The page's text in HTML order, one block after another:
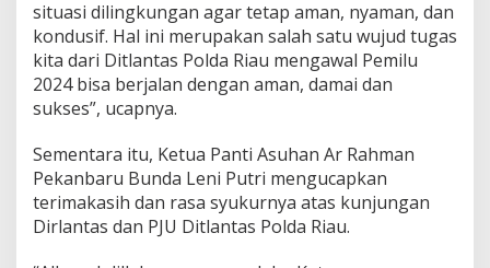
situasi dilingkungan agar tetap aman, nyaman, dan
kondusif. Hal ini merupakan salah satu wujud tugas
kita dari Ditlantas Polda Riau mengawal Pemilu
2024 bisa berjalan dengan aman, damai dan
sukses”, ucapnya.
Sementara itu, Ketua Panti Asuhan Ar Rahman
Pekanbaru Bunda Leni Putri mengucapkan
terimakasih dan rasa syukurnya atas kunjungan
Dirlantas dan PJU Ditlantas Polda Riau.